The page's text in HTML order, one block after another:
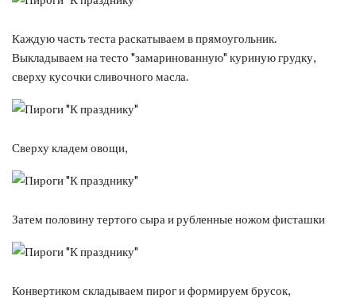
Каждую часть теста раскатываем в прямоугольник.
Выкладываем на тесто "замаринованную" куриную грудку,
сверху кусочки сливочного масла.
Сверху кладем овощи,
Затем половину тертого сыра и рубленные ножом фисташки
Конвертиком складываем пирог и формируем брусок,